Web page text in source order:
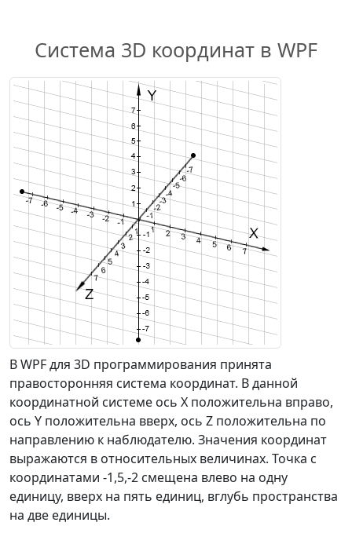
Система 3D координат в WPF
В WPF для 3D программирования принята
правосторонняя система координат. В данной
координатной системе ось Х положительна вправо,
ось Y положительна вверх, ось Z положительна по
направлению к наблюдателю. Значения координат
выражаются в относительных величинах. Точка с
координатами -1,5,-2 смещена влево на одну
единицу, вверх на пять единиц, вглубь пространства
на две единицы.